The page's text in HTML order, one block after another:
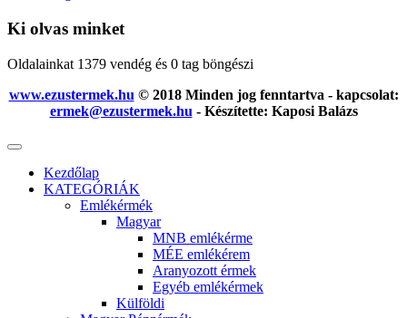
Ki olvas minket
Oldalainkat 1379 vendég és 0 tag böngészi
www.ezustermek.hu © 2018 Minden jog fenntartva - kapcsolat:
ermek@ezustermek.hu - Készítette: Kaposi Balázs
Kezdőlap
KATEGÓRIÁK
Emlékérmék
Magyar
MNB emlékérme
MÉE emlékérem
Aranyozott érmek
Egyéb emlékérmek
Külföldi